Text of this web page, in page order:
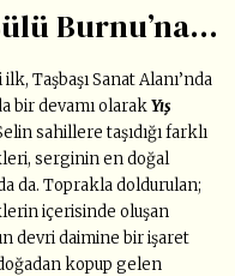
Burnu’na…
Taşbaşı Sanat Alanı’nda
bir devamı olarakYış
sahillere taşıdığı farklı
serginin en doğal
da. Toprakla doldurulan;
içerisinde oluşan
devri daimine bir işaret
kopup gelen